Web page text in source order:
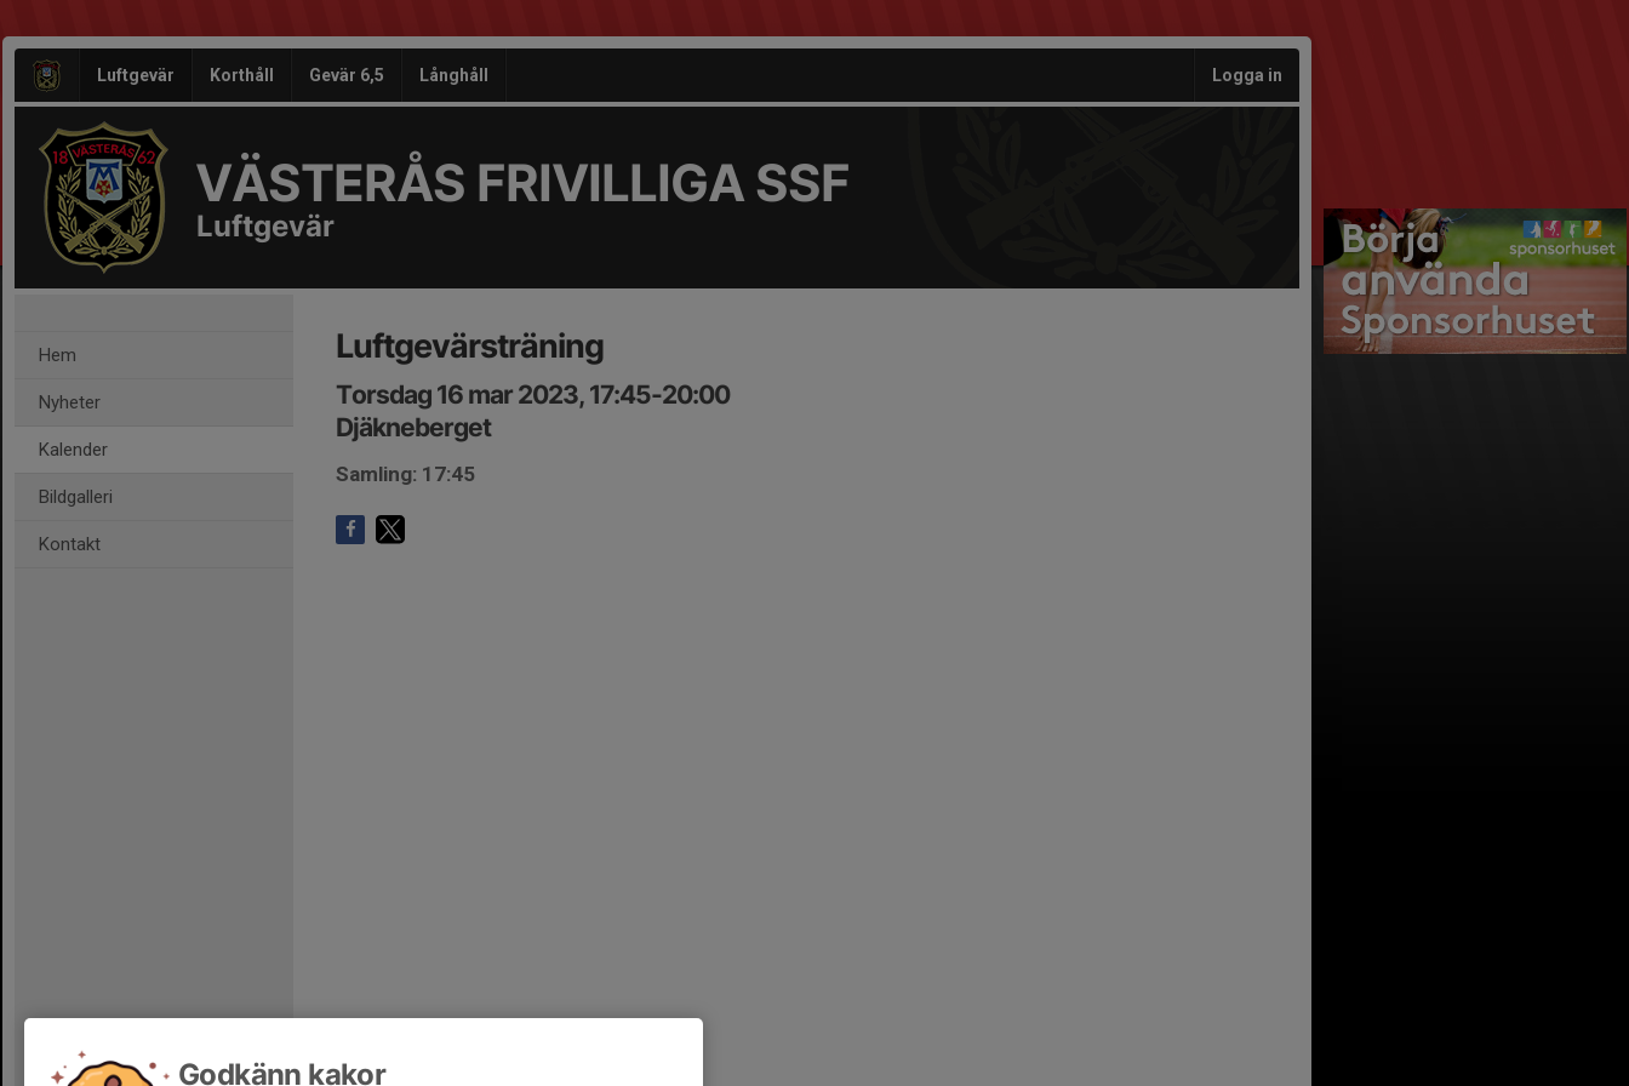
Luftgevär Korthåll Gevär 6,5 Långhåll Logga in
VÄSTERÅS FRIVILLIGA SSF
Luftgevär
Hem
Nyheter
Kalender
Bildgalleri
Kontakt
Luftgevärsträning
Torsdag 16 mar 2023, 17:45-20:00
Djäkneberget
Samling: 17:45
Godkänn kakor